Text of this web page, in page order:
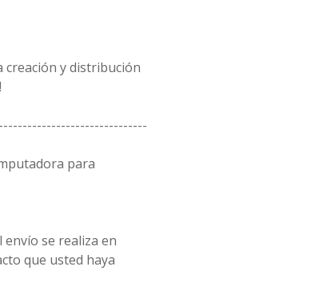
creación y distribución
para
envío se realiza en
que usted haya